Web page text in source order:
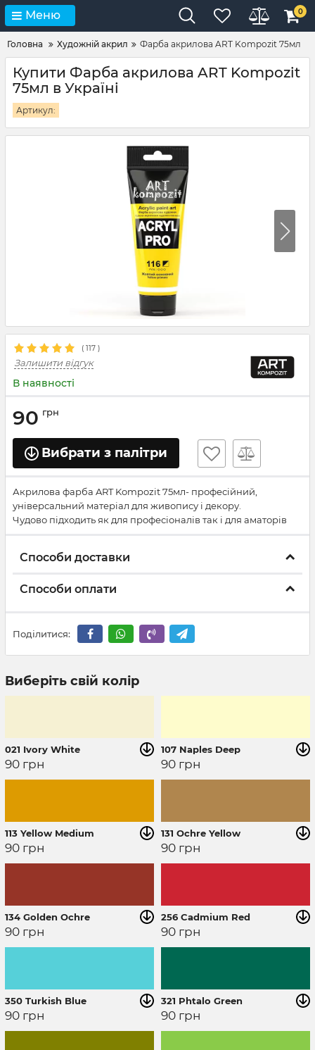
Меню 0
Головна Художній акрил Фарба акрилова ART Kompozit 75мл
Купити Фарба акрилова ART Kompozit
75мл в Україні
Артикул:
( 117 )
Залишити відгук
В наявності
90 грн
Вибрати з палітри
Акрилова фарба ART Kompozit 75мл- професійний,
універсальний матеріал для живопису і декору.
Чудово підходить як для професіоналів так і для аматорів
Способи доставки
Способи оплати
Поділитися:
Виберіть свій колір
021 Ivory White
90 грн
107 Naples Deep
90 грн
113 Yellow Medium
90 грн
131 Ochre Yellow
90 грн
134 Golden Ochre
90 грн
256 Cadmium Red
90 грн
350 Turkish Blue
90 грн
321 Phtalo Green
90 грн